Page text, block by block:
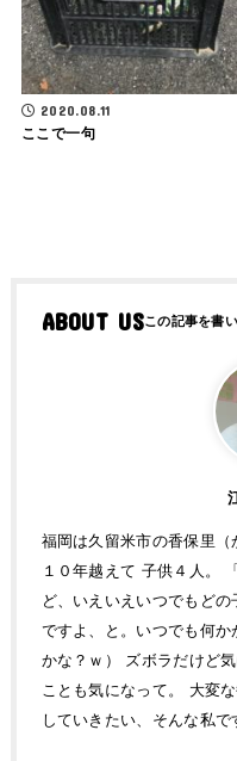
2020.08.11
ここで一句
ABOUT US
福岡は久留米市の香保里
１０年越えて 子供４人。
ど、いえいえいつでもど
ですよ、と。いつでも何
かな？ｗ） ズボラだけど
ことも気になって。 大変
していきたい、そんな私で